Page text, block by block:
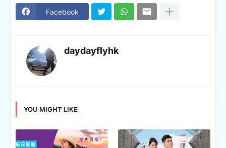
Facebook
daydayflyhk
YOU MIGHT LIKE